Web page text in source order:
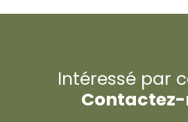
Intéressé par